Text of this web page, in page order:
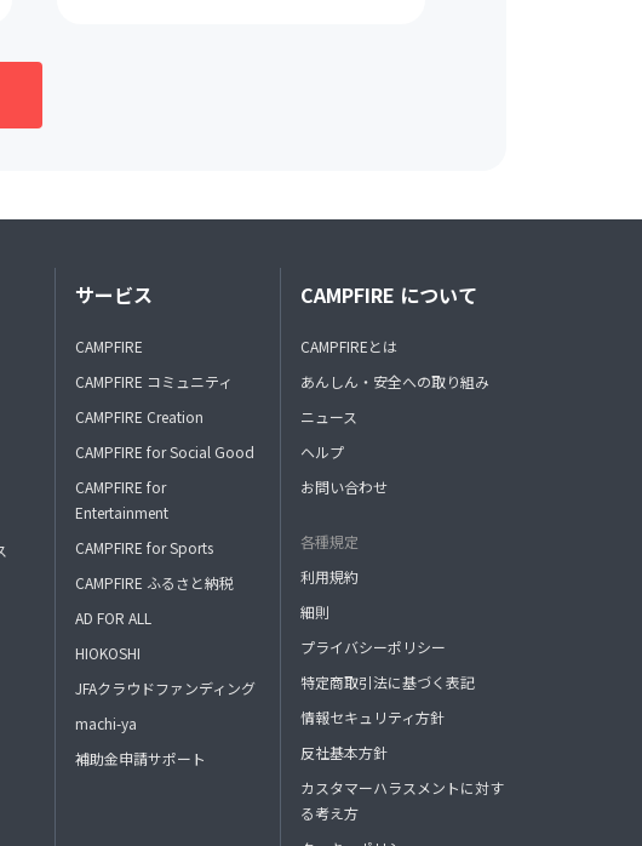
サービス
CAMPFIRE
CAMPFIRE コミュニティ
CAMPFIRE Creation
CAMPFIRE for Social Good
CAMPFIRE for
Entertainment
CAMPFIRE for Sports
CAMPFIRE ふるさと納税
AD FOR ALL
HIOKOSHI
JFAクラウドファンディング
machi-ya
補助金申請サポート
CAMPFIRE について
CAMPFIREとは
あんしん・安全への取り組み
ニュース
ヘルプ
お問い合わせ
各種規定
利用規約
細則
プライバシーポリシー
特定商取引法に基づく表記
情報セキュリティ方針
反社基本方針
カスタマーハラスメントに対す
る考え方